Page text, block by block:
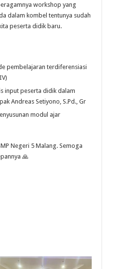
workshop yang
dalam kombel tentunya sudah
peserta didik baru.
pembelajaran terdiferensiasi
input peserta didik dalam
Andreas Setiyono, S.Pd., Gr
modul ajar
Negeri 5 Malang. Semoga
🙏